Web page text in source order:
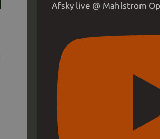
Afsky live @ Mahlstrom